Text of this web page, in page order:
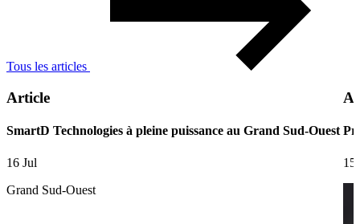
Tous les articles
Article
SmartD Technologies à pleine puissance au Grand Sud-Ouest
16 Jul
Grand Sud-Ouest
15